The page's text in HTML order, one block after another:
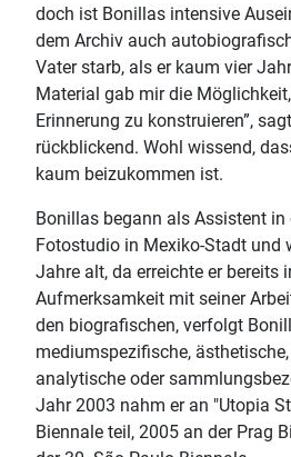
doch ist Bonillas intensive
dem Archiv auch
Vater starb, als er kaum vier
Material gab mir die
Erinnerung zu konstruieren”,
rückblickend. Wohl wissend,
kaum beizukommen ist.
Bonillas begann als Assistent in
Fotostudio in Mexiko-Stadt und
Jahre alt, da erreichte er bereits
Aufmerksamkeit mit seiner
den biografischen, verfolgt
mediumspezifische,
analytische oder
Jahr 2003 nahm er an "Utopia
Biennale teil, 2005 an der Prag